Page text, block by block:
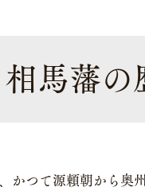
相馬藩の
かつて源頼朝から奥